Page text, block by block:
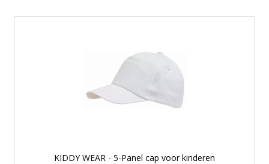
KIDDY WEAR - 5-Panel cap voor kinderen